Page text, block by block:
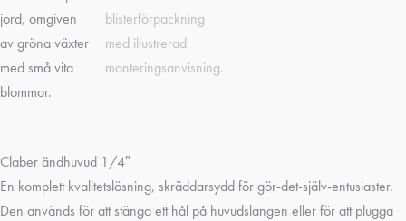
Claber ändhuvud 1/4″
En komplett kvalitetslösning, skräddarsydd för gör-det-själv-entusiaster.
Den används för att stänga ett hål på huvudslangen eller för att plugga